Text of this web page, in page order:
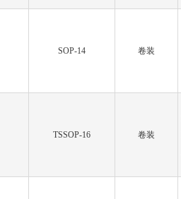
SOP-14 卷装
TSSOP-16 卷装